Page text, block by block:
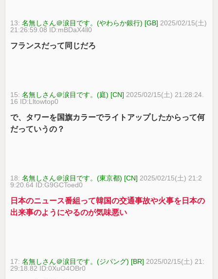
13:名無しさん＠涙目です。(やわらか銀行) [GB] 2025/02/15(土)
21:26:59.08 ID:mBDaX4ll0
フランスだって同じだろ
15:名無しさん＠涙目です。(庭) [CN] 2025/02/15(土) 21:28:24.
16 ID:Lltowtop0
で、タワーを国旗カラーでライトアップしたからって何
だっていうの？
18:名無しさん＠涙目です。(東京都) [CN] 2025/02/15(土) 21:2
9:20.64 ID:G9GCToed0
日本のニュース番組って韓国の交通事故や火事を日本の
出来事のようにやるのが気味悪い
17:名無しさん＠涙目です。(ジパング) [BR] 2025/02/15(土) 21:
29:18.82 ID:0XuO4OBr0